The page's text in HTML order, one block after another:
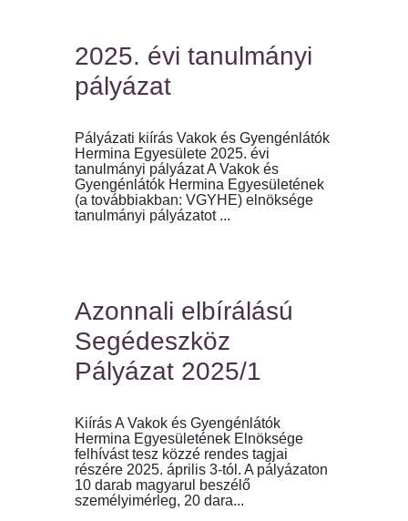
2025. évi tanulmányi
pályázat
Pályázati kiírás Vakok és Gyengénlátók
Hermina Egyesülete 2025. évi
tanulmányi pályázat A Vakok és
Gyengénlátók Hermina Egyesületének
(a továbbiakban: VGYHE) elnöksége
tanulmányi pályázatot ...
Azonnali elbírálású
Segédeszköz
Pályázat 2025/1
Kiírás A Vakok és Gyengénlátók
Hermina Egyesületének Elnöksége
felhívást tesz közzé rendes tagjai
részére 2025. április 3-tól. A pályázaton
10 darab magyarul beszélő
személyimérleg, 20 dara...